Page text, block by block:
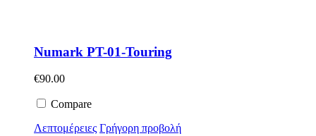
Numark PT-01-Touring
€90.00
Compare
Λεπτομέρειες Γρήγορη προβολή